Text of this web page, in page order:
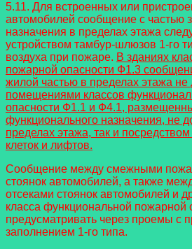
5.11. Для встроенных или
автомобилей сообщение с частью
назначения в пределах этажа
устройством тамбур-шлюзов 1-го
воздуха при пожаре. В зданиях
пожарной опасности Ф1.3
жилой частью в пределах этажа не
помещениями классов
опасности Ф1.1 и Ф4.1,
функционального назначения, не
пределах этажа, так и
клеток и лифтов.
Сообщение между смежными
стоянок автомобилей, а также
отсеками стоянок автомобилей и
класса функциональной пожарной
предусматривать через проемы с
заполнением 1-го типа.